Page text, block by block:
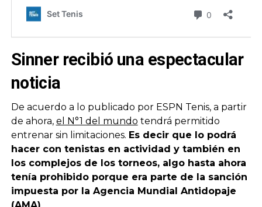
Sinner recibió una espectacular
noticia
De acuerdo a lo publicado por ESPN Tenis, a partir
de ahora, el N°1 del mundo tendrá permitido
entrenar sin limitaciones. Es decir que lo podrá
hacer con tenistas en actividad y también en
los complejos de los torneos, algo hasta ahora
tenía prohibido porque era parte de la sanción
impuesta por la Agencia Mundial Antidopaje